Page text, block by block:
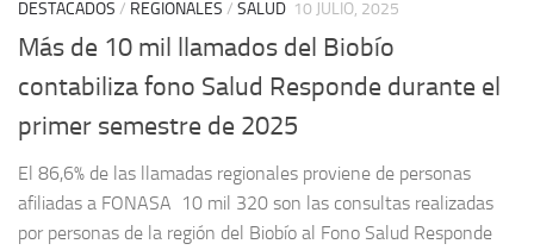
DESTACADOS / REGIONALES / SALUD 10 JULIO, 2025
Más de 10 mil llamados del Biobío
contabiliza fono Salud Responde durante el
primer semestre de 2025
El 86,6% de las llamadas regionales proviene de personas
afiliadas a FONASA 10 mil 320 son las consultas realizadas
por personas de la región del Biobío al Fono Salud Responde